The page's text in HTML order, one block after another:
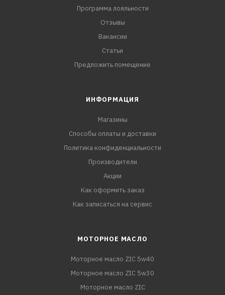
Программа лояльности
Отзывы
Вакансии
Статьи
Предложить помещение
ИНФОРМАЦИЯ
Магазины
Способы оплаты и доставки
Политика конфиденциальности
Производители
Акции
Как оформить заказ
Как записаться на сервис
МОТОРНОЕ МАСЛО
Моторное масло ZIC 5w40
Моторное масло ZIC 5w30
Моторное масло ZIC